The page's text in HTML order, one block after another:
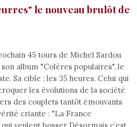
le nouveau brulôt de
45 tours de Michel Sardou
album "Colères populaires", le
Sa cible : les 35 heures. Celui qui
les évolutions de la société
des couplets tantôt émouvants
criante : "La France
veulent bosser Désormais c’est